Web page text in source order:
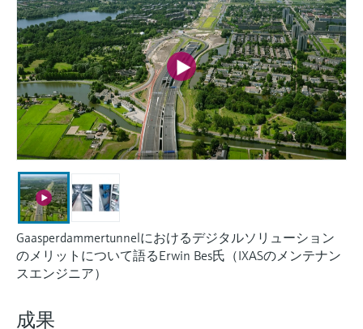
製品ファインダ
製品の特性から、製品を検索できます。
製品選定ツール『Applicator』
用途に応じて製品を検索・選定・構成
Device Viewer（デバイス ビューワ
ー）
機器固有の情報とドキュメント（取扱説明
書、技術仕様書、後継製品、スペアパー
ツ）を見つける
スペアパーツの検索
番号から予備部品を検索
サーボ式レベル計
機械式レベル計
マイクロ波バリアレベル測定
圧力を使用したレベル測定
製品一覧
栄養塩測定用アナライザ & センサ
金属測定用アナライザ
プロセスフォトメータ
マイクロ波透過による測定
Memosens technology
製品一覧
製品一覧
超過検出器）
製品一覧
すべての業界の注目
産業市場向けの持続可能性ソリュ
ーション
プロセス産業を変革するデジタル
の力
意思決定に活用できるプロセスの
見える化で実現するオペレーショ
ナルエクセレンス
Gaasperdammertunnelにおけるデジタルソリューション
のメリットについて語るErwin Bes氏（IXASのメンテナン
スエンジニア）
成果